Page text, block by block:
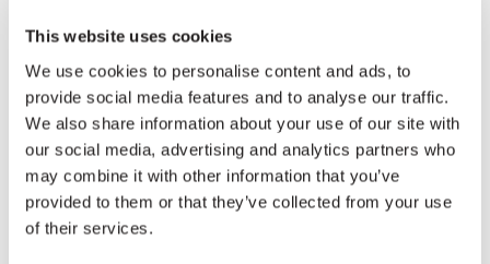
This website uses cookies
We use cookies to personalise content and ads, to
provide social media features and to analyse our traffic.
We also share information about your use of our site with
our social media, advertising and analytics partners who
may combine it with other information that you’ve
provided to them or that they’ve collected from your use
of their services.